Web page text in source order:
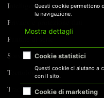
Intelligenza Artificiale
Privacy e protezione dati
Puntate di serie
Sorveglianza
Tecnologia
Tracking
Questi cookie permettono
la navigazione.
Mostra dettagli
Cookie statistici
Questi cookie ci aiutano a
con il sito.
Cookie di marketing